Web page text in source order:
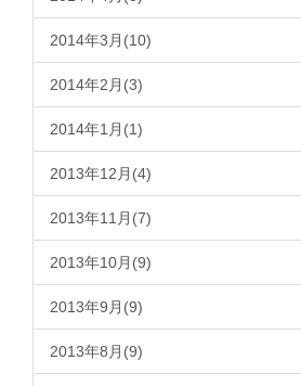
2014年3月(10)
2014年2月(3)
2014年1月(1)
2013年12月(4)
2013年11月(7)
2013年10月(9)
2013年9月(9)
2013年8月(9)